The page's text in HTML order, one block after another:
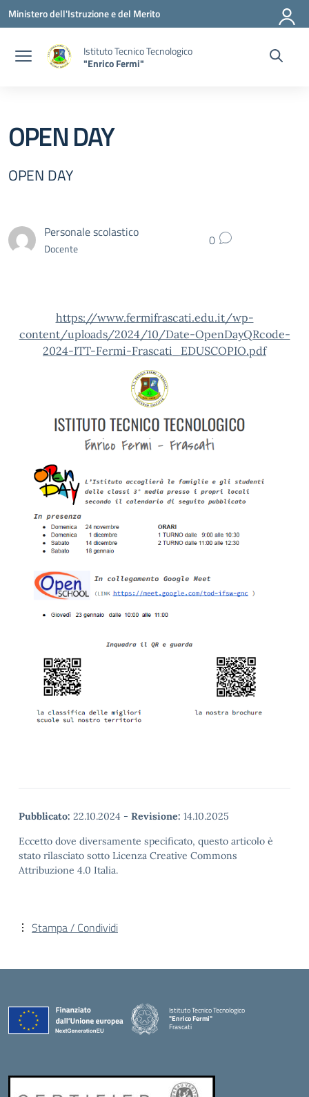
Vai ai contenuti
Vai al menu di navigazione
Vai al footer
Ministero dell'Istruzione e del Merito
Istituto Tecnico Tecnologico
"Enrico Fermi"
OPEN DAY
OPEN DAY
Personale scolastico
Docente 0
https://www.fermifrascati.edu.it/wp-
content/uploads/2024/10/Date-OpenDayQRcode-
2024-ITT-Fermi-Frascati_EDUSCOPIO.pdf
Pubblicato: 22.10.2024 - Revisione: 14.10.2025
Eccetto dove diversamente specificato, questo articolo è
stato rilasciato sotto Licenza Creative Commons
Attribuzione 4.0 Italia.
Stampa / Condividi
Istituto Tecnico Tecnologico
"Enrico Fermi"
Frascati